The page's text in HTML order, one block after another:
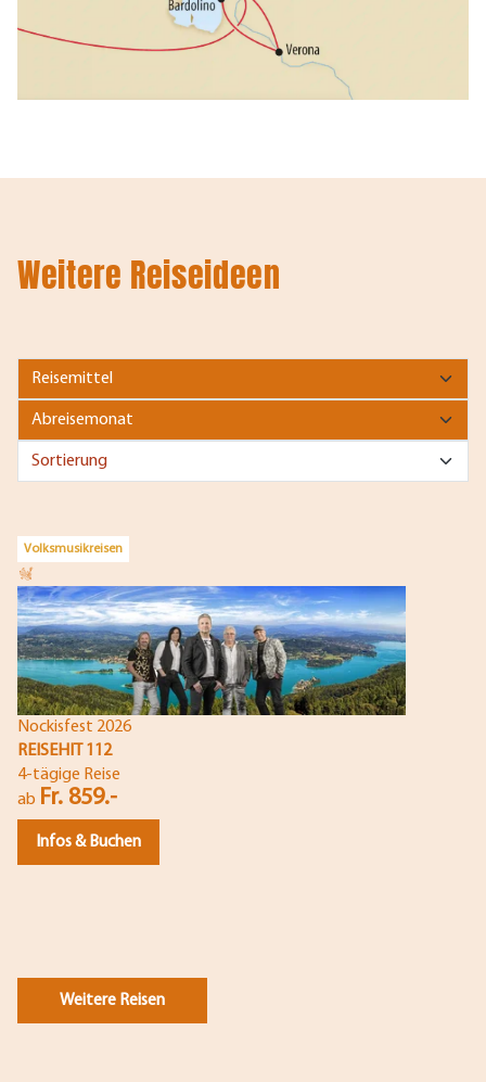
Weitere Reiseideen
Volksmusikreisen
Nockisfest 2026
REISEHIT 112
4-tägige Reise
ab Fr. 859.-
Infos & Buchen
Weitere Reisen